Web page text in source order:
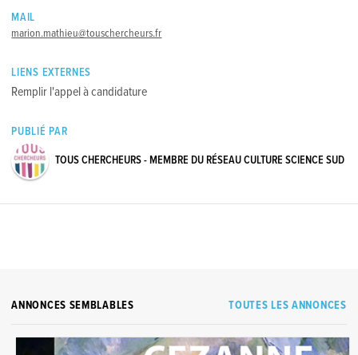
MAIL
marion.mathieu@touschercheurs.fr
LIENS EXTERNES
Remplir l'appel à candidature
PUBLIÉ PAR
TOUS CHERCHEURS - MEMBRE DU RÉSEAU CULTURE SCIENCE SUD
TOUTES LES ANNONCES
ANNONCES SEMBLABLES